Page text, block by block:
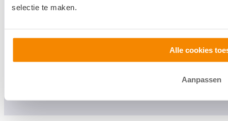
selectie te maken.
Alle cookies
Aanpassen